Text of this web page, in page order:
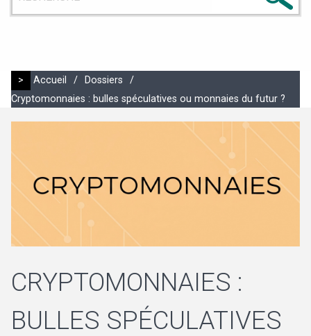
> Accueil / Dossiers
/
Cryptomonnaies : bulles spéculatives ou monnaies du futur ?
CRYPTOMONNAIES :
BULLES SPÉCULATIVES